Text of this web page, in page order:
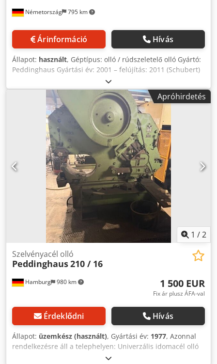
Németország 795 km
Árinformáció Hívás
Állapot: használt, Géptípus: olló / rúdszeletelő olló Gyártó:
Peddinghaus Gyártási év: 2001 – felújítás: 2011 (Schubert)
Dksdpfx Aezp Nuyjnxor Vezérlés: Siemens S7-300
programozható logikai vezérlő (PLC), 8"-es MP277
érintőképernyővel Vágóerő: 2000 kN Vágások percenként:
48 Maximális átmérő: 63 mm Automatikus hosszbeállítás
Meghajtott anyagtoló asztal – 7 m hosszú Főhajtás: 30 kW
Teljes tömeg: kb. 9 tonna A géphez tartozik egy nagy
mennyiségű vágószerszám (kések).
Apróhirdetés
1 /2
Hamburg 980 km
Szelvényacél olló
Peddinghaus210 / 16
1 500 EUR
Fix ár plusz ÁFA-val
Érdeklődni Hívás
Állapot: üzemkész (használt), Gyártási év: 1977, Azonnal
rendelkezésre áll a telephelyen: Univerzális idomacél olló
lyukasztóval, Peddinghaus Típus: 210 / 16 Gyártás éve: